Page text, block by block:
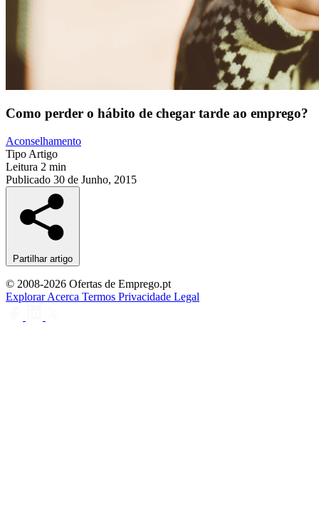
Como perder o hábito de chegar tarde ao emprego?
Aconselhamento
Tipo Artigo
Leitura 2 min
Publicado 30 de Junho, 2015
Partilhar artigo
© 2008-2026 Ofertas de Emprego.pt
ExplorarAcerca Termos Privacidade Legal